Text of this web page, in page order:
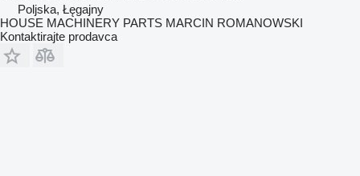
Poljska, Łęgajny
HOUSE MACHINERY PARTS MARCIN ROMANOWSKI
Kontaktirajte prodavca